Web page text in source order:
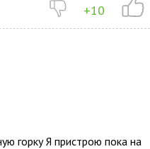
+10
горку Я пристрою пока на